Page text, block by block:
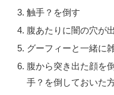
触手？を倒す
腹あたりに闇の穴が
グーフィーと一緒に
腹から突き出た顔を
手？を倒しておいた